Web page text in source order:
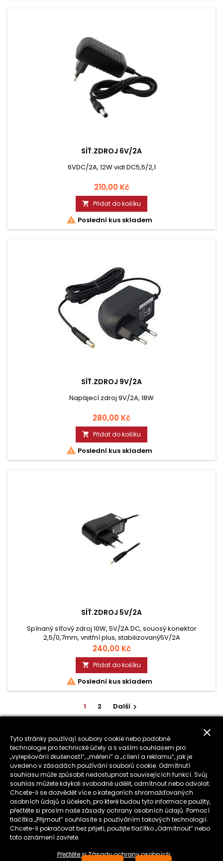
SÍŤ.ZDROJ 6V/2A
6VDC/2A, 12W vidl.DC5,5/2,1
Cena
210,00 Kč
 Přidat do košíku
 Poslední kus skladem
SÍŤ.ZDROJ 9V/2A
Napájecí zdroj 9V/2A, 18W
Cena
280,00 Kč
 Přidat do košíku
 Poslední kus skladem
SÍŤ.ZDROJ 5V/2A
Spínaný síťový zdroj 10W, 5V/2A DC, souosý konektor
2,5/0,7mm, vnitřní plus, stabilizovaný5V/2A
Cena
240,00 Kč
 Přidat do košíku
 Poslední kus skladem
1 2 Další 

PRODUKTY
NAŠE SPOLEČNOST
VÁŠ ÚČET 
KONTAKT
close
Tyto stránky používají soubory cookie nebo podobné
technologie pro technické účely a s vaším souhlasem pro
„vylepšování zkušeností“, „měření“ a „cílení a reklamu“, jak je
uvedeno v zásadách používání souborů cookie. Odmítnutí
souhlasu může způsobit nedostupnost souvisejících funkcí. Svůj
souhlas můžete kdykoli svobodně udělit, odmítnout nebo odvolat.
Chcete-li se dozvědět více o kategoriích shromažďovaných
osobních údajů a účelech, pro které budou tyto informace použity,
přečtěte si prosím naše zásady ochrany osobních údajů. Pomocí
tlačítka „Přijmout“ souhlasíte s používáním takových technologií.
Chcete-li pokračovat bez přijetí, použijte tlačítko „Odmítnout“ nebo
toto oznámení zavřete.
Přečtěte si Zásady ochrany osobních